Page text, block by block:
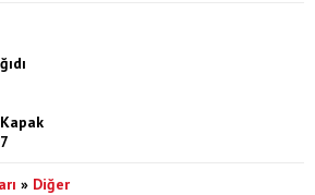
» Diğer